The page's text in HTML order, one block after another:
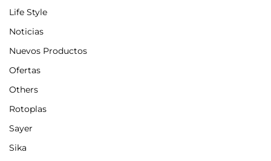
Life Style
Noticias
Nuevos Productos
Ofertas
Others
Rotoplas
Sayer
Sika